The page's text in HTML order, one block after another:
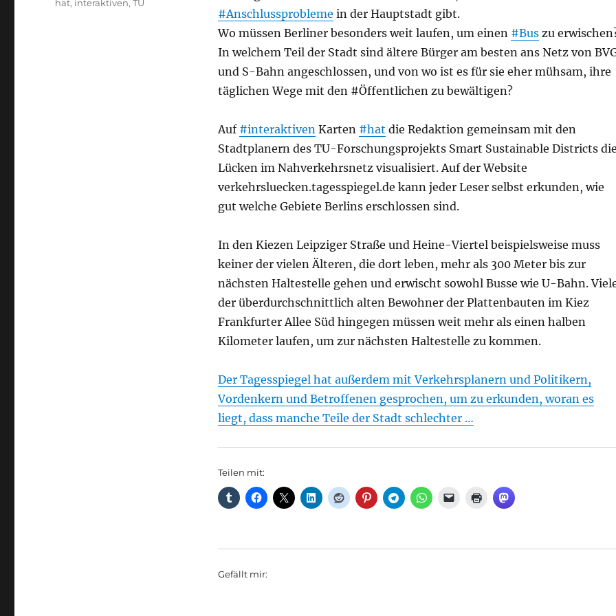
#Anschlussprobleme in der Hauptstadt gibt.
Wo müssen Berliner besonders weit laufen, um einen #Buszu
In welchem Teil der Stadt sind ältere Bürger am besten ans Netz von
und S-Bahn angeschlossen, und von wo ist es für sie eher mühsam, ihre
täglichen Wege mit den #Öffentlichen zu bewältigen?
Auf #interaktivenKarten #hat die Redaktion gemeinsam mit den
Stadtplanern des TU-Forschungsprojekts Smart Sustainable Districts die
Lücken im Nahverkehrsnetz visualisiert. Auf der Website
verkehrsluecken.tagesspiegel.de kann jeder Leser selbst erkunden, wie
gut welche Gebiete Berlins erschlossen sind.
In den Kiezen Leipziger Straße und Heine-Viertel beispielsweise muss
keiner der vielen Älteren, die dort leben, mehr als 300 Meter bis zur
nächsten Haltestelle gehen und erwischt sowohl Busse wie U-Bahn.
der überdurchschnittlich alten Bewohner der Plattenbauten im Kiez
Frankfurter Allee Süd hingegen müssen weit mehr als einen halben
Kilometer laufen, um zur nächsten Haltestelle zu kommen.
Der Tagesspiegel hat außerdem mit Verkehrsplanern und Politikern,
Vordenkern und Betroffenen gesprochen, um zu erkunden, woran es
liegt, dass manche Teile der Stadt schlechter …
Teilen mit:
Gefällt mir:
hat, interaktiven,TU